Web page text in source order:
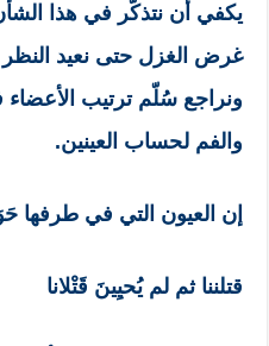
يكفي أن نتذكّر في هذا
غرض الغزل حتى نعيد
ونراجع سُلّم ترتيب الأعضاء
والفم لحساب العينين.
إن العيون التي في طرفها
قتلننا ثم لم يُحيِينَ قَتْلانا